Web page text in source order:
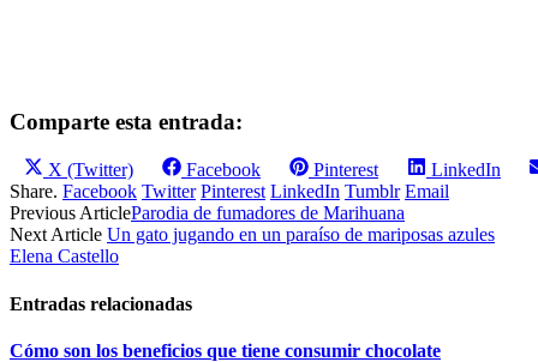
Comparte esta entrada:
Compartir
en
X (Twitter)
Compartir
en
Facebook
Compartir
en
Pinterest
Compartir
en
LinkedIn
Share. Facebook Twitter Pinterest LinkedIn Tumblr Email
Previous ArticleParodia de fumadores de Marihuana
Next Article Un gato jugando en un paraíso de mariposas azules
Elena Castello
Entradas relacionadas
Cómo son los beneficios que tiene consumir chocolate